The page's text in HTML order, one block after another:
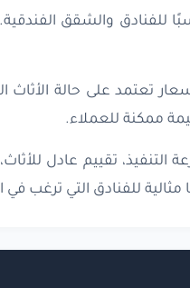
للفنادق والشقق
تعتمد على حالة الأثاث
ممكنة للعملاء.
التنفيذ، تقييم عادل
مثالية للفنادق التي ترغب